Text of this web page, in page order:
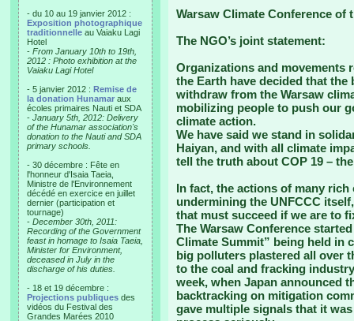
- du 10 au 19 janvier 2012 :
Exposition photographique
traditionnelle au Vaiaku Lagi
Hotel
- From January 10th to 19th,
2012 : Photo exhibition at the
Vaiaku Lagi Hotel
- 5 janvier 2012 : Remise de
la donation Hunamar aux
écoles primaires Nauti et SDA
- January 5th, 2012: Delivery
of the Hunamar association's
donation to the Nauti and SDA
primary schools.
- 30 décembre : Fête en
l'honneur d'Isaia Taeia,
Ministre de l'Environnement
décédé en exercice en juillet
dernier (participation et
tournage)
- December 30th, 2011:
Recording of the Government
feast in homage to Isaia Taeia,
Minister for Environment,
deceased in July in the
discharge of his duties.
- 18 et 19 décembre :
Projections publiques des
vidéos du Festival des
Grandes Marées 2010
Warsaw Climate Conference of
The NGO’s joint statement:
Organizations and movements
the Earth have decided that
withdraw from the Warsaw
mobilizing people to push our
climate action.
We have said we stand in
Haiyan, and with all climate
tell the truth about COP 19 –
In fact, the actions of many
undermining the UNFCCC
that must succeed if we are to
The Warsaw Conference
Climate Summit” being held in
big polluters plastered all over
to the coal and fracking
week, when Japan announced
backtracking on mitigation
gave multiple signals that it